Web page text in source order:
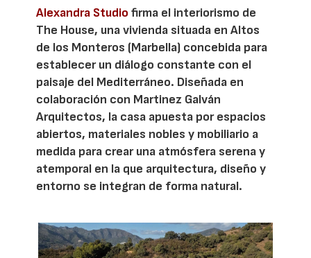
Alexandra Studio firma el interiorismo de
The House, una vivienda situada en Altos
de los Monteros (Marbella) concebida para
establecer un diálogo constante con el
paisaje del Mediterráneo. Diseñada en
colaboración con Martinez Galván
Arquitectos, la casa apuesta por espacios
abiertos, materiales nobles y mobiliario a
medida para crear una atmósfera serena y
atemporal en la que arquitectura, diseño y
entorno se integran de forma natural.